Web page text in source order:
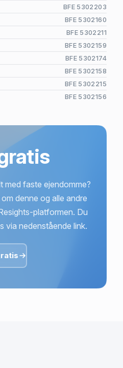
BFE 5302203
BFE 5302160
BFE 5302211
BFE 5302159
BFE 5302174
BFE 5302158
BFE 5302215
BFE 5302156
med faste ejendomme?
denne og alle andre
platformen. Du
via nedenstående link.